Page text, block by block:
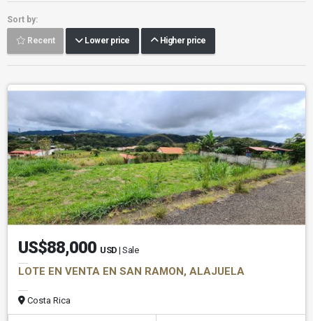
Sort by:
Recent Lower price Higher price
US$88,000 USD | Sale
LOTE EN VENTA EN SAN RAMON, ALAJUELA
Costa Rica